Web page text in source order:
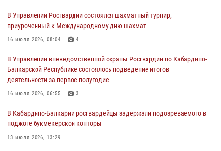
Состоялась рабочая встреча директора Росгвардии Героя России
генерала армии Виктора Золотова с заместителем полномочного
представителя Президента Российской Федерации в Северо-
31 июля 2026, 06:45 1
Управление Росгвардии по Кабардино-Балкарской Республике
информирует
В Управлении Росгвардии состоялся шахматный турнир,
приуроченный к Международному дню шахмат
16 июля 2026, 08:04 4
В Управлении вневедомственной охраны Росгвардии по Кабардино-
Балкарской Республике состоялось подведение итогов
деятельности за первое полугодие
16 июля 2026, 06:55 3
В Кабардино-Балкарии росгвардейцы задержали подозреваемого в
поджоге букмекерской конторы
13 июля 2026, 13:29